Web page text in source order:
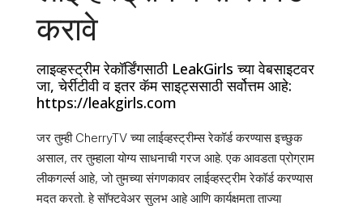
करावे
लाइव्हस्ट्रीम रेकॉर्डिंगसाठी LeakGirls च्या वेबसाइटवर
जा, चेर्रीटीवी व इतर कॅम साइट्ससाठी सर्वोत्तम आहे:
https://leakgirls.com
जर तुम्ही CherryTV च्या लाईव्हस्ट्रीम्स रेकॉर्ड करण्यास इच्छुक
असाल, तर तुम्हाला योग्य साधनाची गरज आहे. एक आवडता प्रोग्राम
लीकगर्ल्स आहे, जो तुमच्या संगणकावर लाईव्हस्ट्रीम रेकॉर्ड करण्यास
मदत करतो. हे सॉफ्टवेअर सुलभ आहे आणि कार्यक्षमता ताज्या